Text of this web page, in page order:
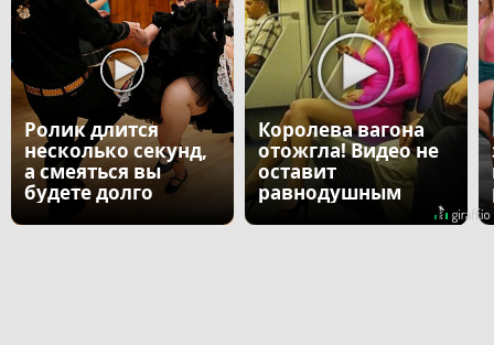
Ролик длится
несколько секунд,
а смеяться вы
будете долго
Королева вагона
отожгла! Видео не
оставит
равнодушным